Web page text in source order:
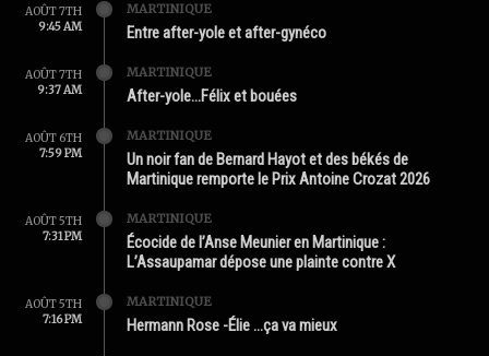
AOÛT 7TH
9:45 AM
MARTINIQUE
Entre after-yole et after-gynéco
AOÛT 7TH
9:37 AM
MARTINIQUE
After-yole…Félix et bouées
AOÛT 6TH
7:59 PM
MARTINIQUE
Un noir fan de Bernard Hayot et des békés de
Martinique remporte le Prix Antoine Crozat 2026
AOÛT 5TH
7:31 PM
MARTINIQUE
Écocide de l’Anse Meunier en Martinique :
L’Assaupamar dépose une plainte contre X
AOÛT 5TH
7:16 PM
MARTINIQUE
Hermann Rose -Élie …ça va mieux